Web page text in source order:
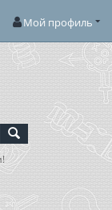
Мой профиль